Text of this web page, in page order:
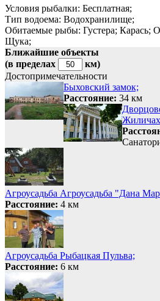
Условия рыбалки: Бесплатная;
Тип водоема: Водохранилище;
Обитаемые рыбы: Густера; Карась;
Щука;
Ближайшие объекты
(в пределах
км)
Достопримечательности
Быховский замок;
Расстояние: 34 км
Агроусадьба Агроусадьба "Дана
Расстояние: 4 км
Агроусадьба Рыбацкая Пульва;
Расстояние: 6 км